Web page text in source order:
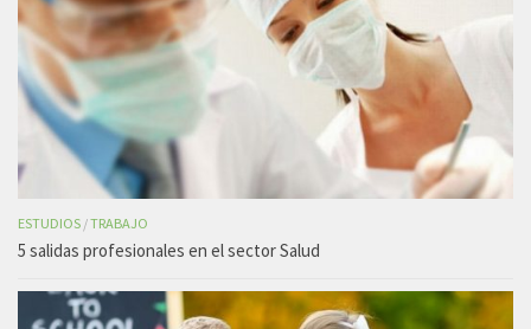
ESTUDIOS /TRABAJO
5 salidas profesionales en el sector Salud